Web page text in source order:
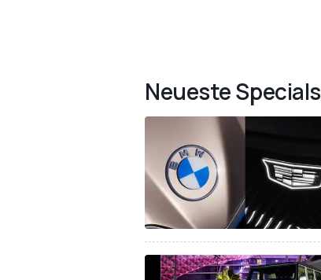
Neueste Specials